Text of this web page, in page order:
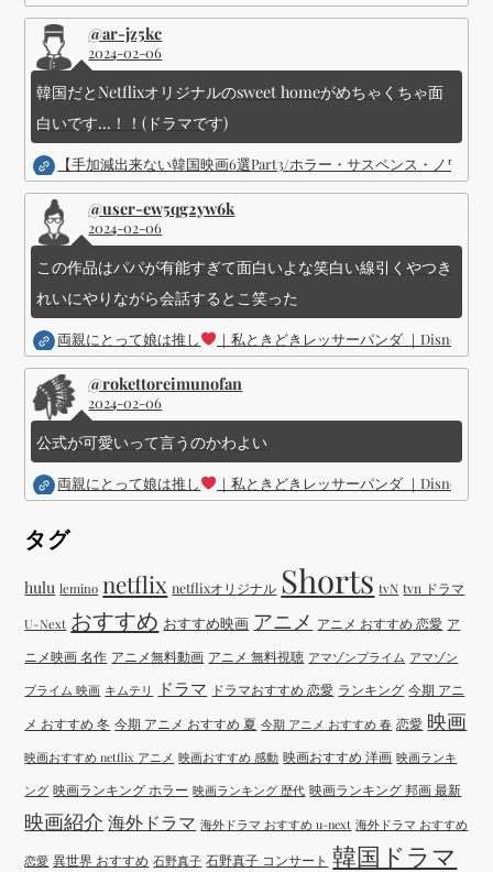
@ar-jz5kc
2024-02-06
韓国だとNetflixオリジナルのsweet homeがめちゃくちゃ面
白いです...！！(ドラマです)
【手加減出来ない韓国映画6選Part3/ホラー・サスペンス・ノワー
@user-ew5qg2yw6k
2024-02-06
この作品はパパが有能すぎて面白いよな笑白い線引くやつき
れいにやりながら会話するとこ笑った
両親にとって娘は推し ｜私ときどきレッサーパンダ ｜Disney (
@rokettoreimunofan
2024-02-06
公式が可愛いって言うのかわよい
両親にとって娘は推し ｜私ときどきレッサーパンダ ｜Disney (
タグ
hulu lemino netflix netflixオリジナル Shorts tvN tvn ドラマ
U-Next おすすめ おすすめ映画 アニメ アニメ おすすめ 恋愛 ア
ニメ映画 名作 アニメ無料動画 アニメ 無料視聴 アマゾンプライム アマゾン
プライム 映画 キムテリ ドラマ ドラマおすすめ 恋愛 ランキング 今期 アニ
メ おすすめ 冬 今期 アニメ おすすめ 夏 今期 アニメ おすすめ 春 恋愛 映画
映画おすすめ netflix アニメ 映画おすすめ 感動 映画おすすめ 洋画 映画ランキ
ング 映画ランキング ホラー 映画ランキング 歴代 映画ランキング 邦画 最新
映画紹介 海外ドラマ 海外ドラマ おすすめ u-next 海外ドラマ おすすめ
恋愛 異世界 おすすめ 石野真子 石野真子 コンサート 韓国ドラマ